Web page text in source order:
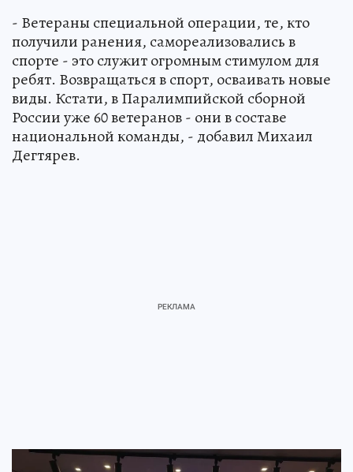
- Ветераны специальной операции, те, кто
получили ранения, самореализовались в
спорте - это служит огромным стимулом для
ребят. Возвращаться в спорт, осваивать новые
виды. Кстати, в Паралимпийской сборной
России уже 60 ветеранов - они в составе
национальной команды, - добавил Михаил
Дегтярев.